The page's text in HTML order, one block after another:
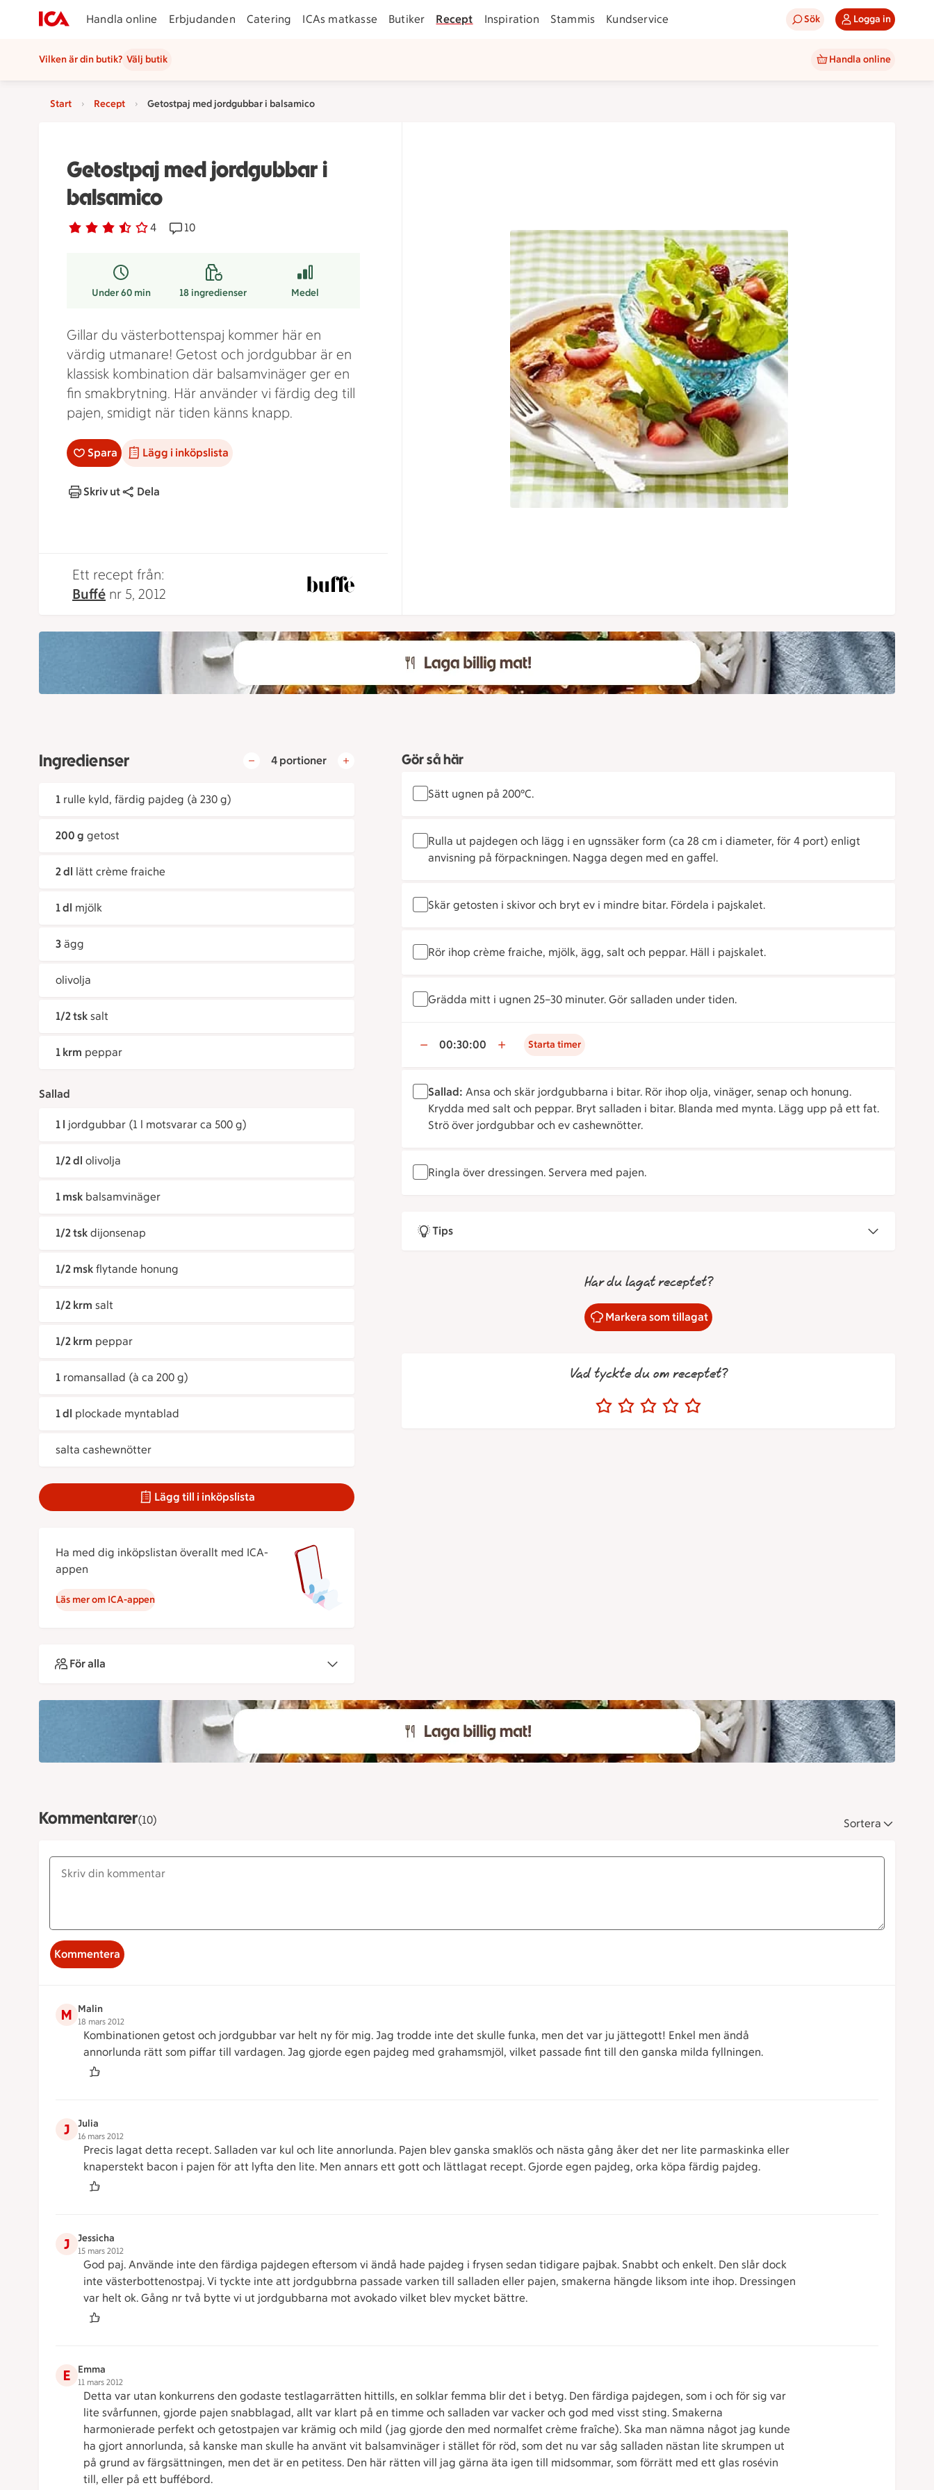
Handla online Erbjudanden Catering ICAs matkasse Butiker Recept Inspiration Stammis Kundservice Sök Logga in
Vilken är din butik? Välj butik Handla online
Start Recept Getostpaj med jordgubbar i balsamico
Getostpaj med jordgubbar i
balsamico
Betyg 3.5 av 5. 4
4 personer har röstatReceptet har 10 kommentarer
10
Under 60 min 18ingredienser Medel
Gillar du västerbottenspaj kommer här en
värdig utmanare! Getost och jordgubbar är en
klassisk kombination där balsamvinäger ger en
fin smakbrytning. Här använder vi färdig deg till
pajen, smidigt när tiden känns knapp.
Spara Lägg i inköpslista
Skriv ut Dela
Ett recept från:
Buffé nr 5, 2012
Ingredienser 4 portioner
1 rulle kyld, färdig pajdeg (à 230 g)
200 g getost
2 dl lätt crème fraiche
1 dl mjölk
3 ägg
olivolja
1/2 tsk salt
1 krm peppar
Sallad
1 l jordgubbar (1 l motsvarar ca 500 g)
1/2 dl olivolja
1 msk balsamvinäger
1/2 tsk dijonsenap
1/2 msk flytande honung
1/2 krm salt
1/2 krm peppar
1 romansallad (à ca 200 g)
1 dl plockade myntablad
salta cashewnötter
Lägg till i inköpslista
Ha med dig inköpslistan överallt med ICA-
appen
Läs mer om ICA-appen
För alla
Gör så här
Sätt ugnen på 200°C.
Rulla ut pajdegen och lägg i en ugnssäker form (ca 28 cm i diameter, för 4 port) enligt
anvisning på förpackningen. Nagga degen med en gaffel.
Skär getosten i skivor och bryt ev i mindre bitar. Fördela i pajskalet.
Rör ihop crème fraiche, mjölk, ägg, salt och peppar. Häll i pajskalet.
Grädda mitt i ugnen 25–30 minuter. Gör salladen under tiden.
00:30:00 Starta timer
Sallad: Ansa och skär jordgubbarna i bitar. Rör ihop olja, vinäger, senap och honung.
Krydda med salt och peppar. Bryt salladen i bitar. Blanda med mynta. Lägg upp på ett fat.
Strö över jordgubbar och ev cashewnötter.
Ringla över dressingen. Servera med pajen.
Tips
Har du lagat receptet?
Markera som tillagat
Vad tyckte du om receptet?
Kommentarer(10) Sortera
Kommentera
M Malin
18 mars 2012
Kombinationen getost och jordgubbar var helt ny för mig. Jag trodde inte det skulle funka, men det var ju jättegott! Enkel men ändå
annorlunda rätt som piffar till vardagen. Jag gjorde egen pajdeg med grahamsmjöl, vilket passade fint till den ganska milda fyllningen.
J Julia
16 mars 2012
Precis lagat detta recept. Salladen var kul och lite annorlunda. Pajen blev ganska smaklös och nästa gång åker det ner lite parmaskinka eller
knaperstekt bacon i pajen för att lyfta den lite. Men annars ett gott och lättlagat recept. Gjorde egen pajdeg, orka köpa färdig pajdeg.
J Jessicha
15 mars 2012
God paj. Använde inte den färdiga pajdegen eftersom vi ändå hade pajdeg i frysen sedan tidigare pajbak. Snabbt och enkelt. Den slår dock
inte västerbottenostpaj. Vi tyckte inte att jordgubbrna passade varken till salladen eller pajen, smakerna hängde liksom inte ihop. Dressingen
var helt ok. Gång nr två bytte vi ut jordgubbarna mot avokado vilket blev mycket bättre.
E Emma
11 mars 2012
Detta var utan konkurrens den godaste testlagarrätten hittills, en solklar femma blir det i betyg. Den färdiga pajdegen, som i och för sig var
lite svårfunnen, gjorde pajen snabblagad, allt var klart på en timme och salladen var vacker och god med visst sting. Smakerna
harmonierade perfekt och getostpajen var krämig och mild (jag gjorde den med normalfet crème fraîche). Ska man nämna något jag kunde
ha gjort annorlunda, så kanske man skulle ha använt vit balsamvinäger i stället för röd, som det nu var såg salladen nästan lite skrumpen ut
på grund av färgsättningen, men det är en petitess. Den här rätten vill jag gärna äta igen till midsommar, som förrätt med ett glas rosévin
till, eller på ett buffébord.